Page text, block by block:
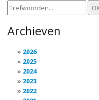
Archieven
2026
2025
2024
2023
2022